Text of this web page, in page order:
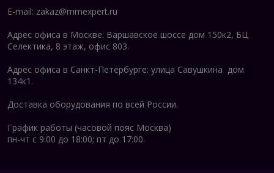
E-mail: zakaz@mmexpert.ru
Адрес офиса в Москве: Варшавское шоссе дом 150к2, БЦ
Селектика, 8 этаж, офис 803.
Адрес офиса в Санкт-Петербурге: улица Савушкина дом
134к1.
Доставка оборудования по всей России.
График работы (часовой пояс Москва)
пн-чт с 9:00 до 18:00; пт до 17:00.